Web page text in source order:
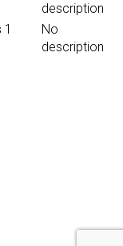
description
No
description